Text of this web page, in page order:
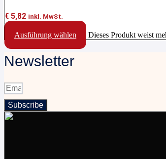
€ 5,82 inkl. MwSt.
Ausführung wählen Dieses Produkt weist
Newsletter
Subscribe